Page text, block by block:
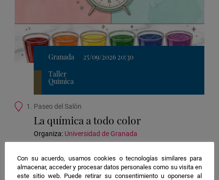
Granada
25/09/2026 20:30
Taller
Química
Ubicación
actividad
1. Paseo del Salón
La química a todo color
Organiza: Universidad de Granada
actividad
en
Google
Con su acuerdo, usamos cookies o tecnologías similares para
almacenar, acceder y procesar datos personales como su visita en
este sitio web. Puede retirar su consentimiento u oponerse al